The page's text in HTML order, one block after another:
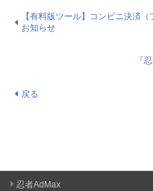
【有料版ツール】コンビニ決済
お知らせ
『
戻る
忍者AdMax